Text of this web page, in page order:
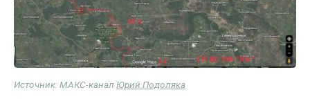
Источник: МАКС-канал Юрий Подоляка